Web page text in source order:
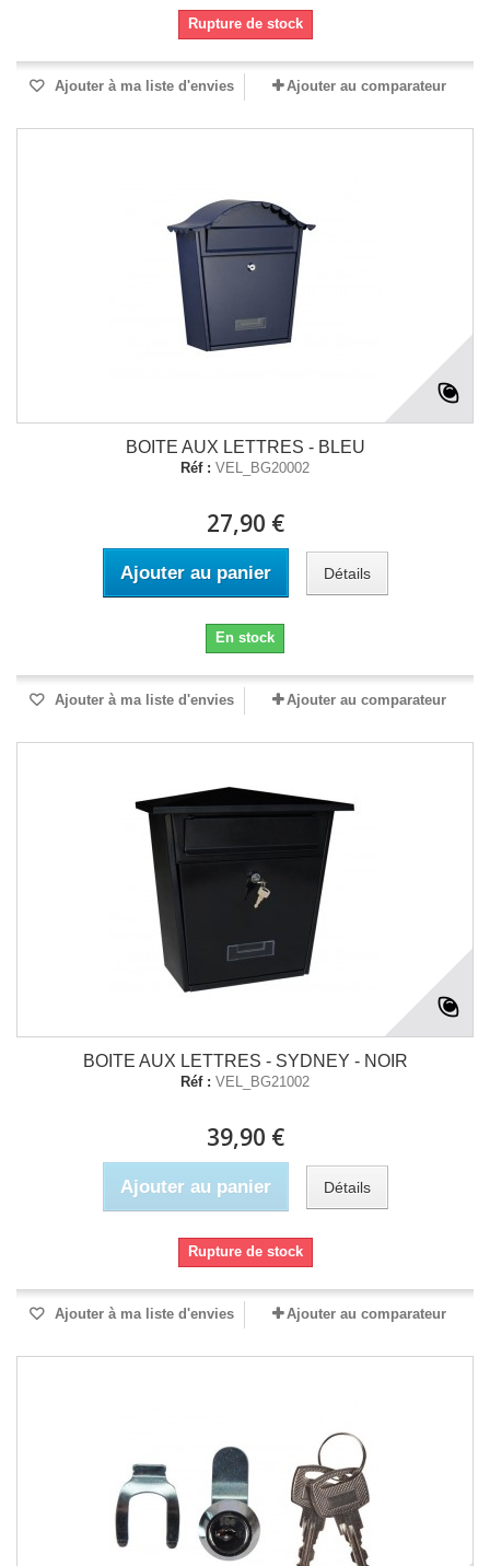
Rupture de stock
Ajouter à ma liste d'envies Ajouter au comparateur
BOITE AUX LETTRES - BLEU
Réf : VEL_BG20002
27,90 €
Ajouter au panier Détails
En stock
Ajouter à ma liste d'envies Ajouter au comparateur
BOITE AUX LETTRES - SYDNEY - NOIR
Réf : VEL_BG21002
39,90 €
Ajouter au panier Détails
Rupture de stock
Ajouter à ma liste d'envies Ajouter au comparateur